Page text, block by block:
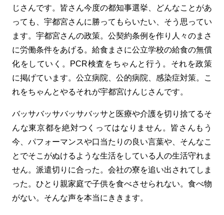
じさんです。皆さん今度の都知事選挙、どんなことがあ
っても、宇都宮さんに勝ってもらいたい、そう思ってい
ます。宇都宮さんの政策。公契約条例を作り人々のまさ
に労働条件をあげる。給食まさに公立学校の給食の無償
化をしていく。PCR検査をちゃんと行う。それを政策
に掲げています。公立病院、公的病院、感染症対策。こ
れをちゃんとやるそれが宇都宮けんじさんです。
バッサバッサバッサバッサと医療や介護を切り捨てるそ
んな東京都を絶対つくってはなりません。皆さんもう
今、パフォーマンスや口当たりの良い言葉や、そんなこ
とでそこがぬけるような生活をしている人の生活守れま
せん。派遣切りに合った。会社の寮を追い出されてしま
った。ひとり親家庭で子供を食べさせられない。食べ物
がない。そんな声を本当にききます。